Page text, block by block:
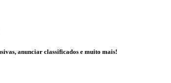
anunciar classificados e muito mais!